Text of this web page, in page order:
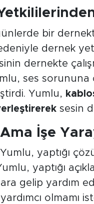
bir
dernek
dernekte
ses
Yumlu,
sesin
İşe
yaptığı
yaptığı
gelip yardım
olmamı